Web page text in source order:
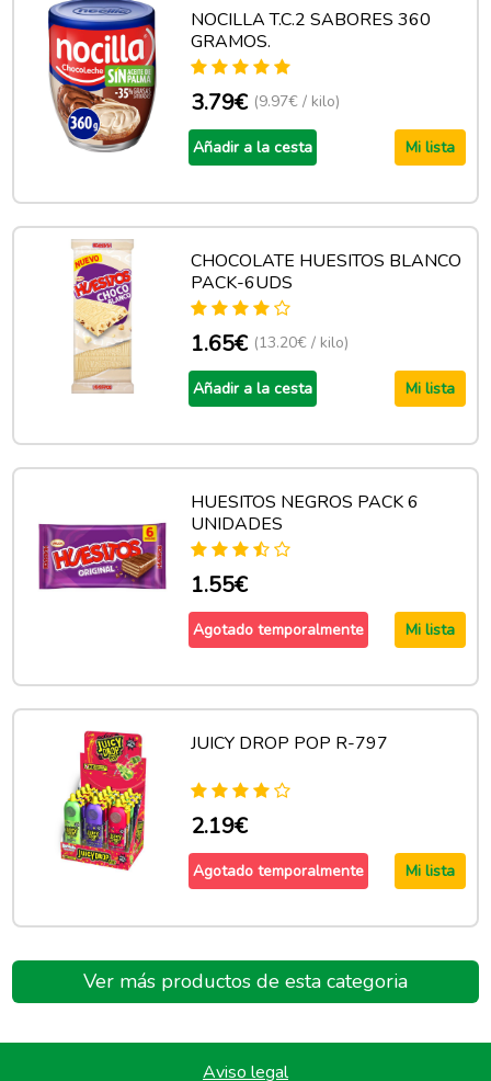
NOCILLA T.C.2 SABORES 360
GRAMOS.
3.79€ (9.97€ / kilo)
Añadir a la cesta Mi lista
CHOCOLATE HUESITOS BLANCO
PACK-6UDS
1.65€ (13.20€ / kilo)
Añadir a la cesta Mi lista
HUESITOS NEGROS PACK 6
UNIDADES
1.55€
Agotado temporalmente Mi lista
JUICY DROP POP R-797
2.19€
Agotado temporalmente Mi lista
Ver más productos de esta categoria
Aviso legal